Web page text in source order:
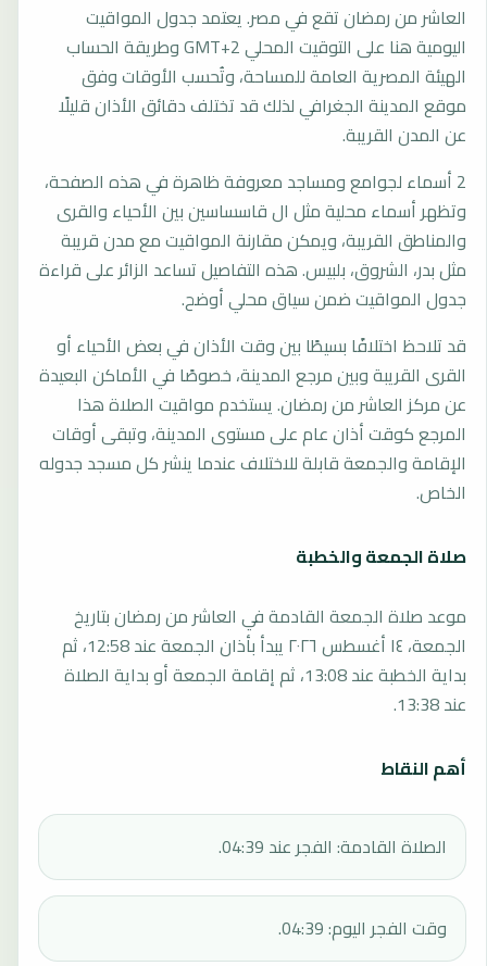
العاشر من رمضان تقع في مصر. يعتمد جدول المواقيت
اليومية هنا على التوقيت المحلي GMT+2 وطريقة الحساب
الهيئة المصرية العامة للمساحة، وتُحسب الأوقات وفق
موقع المدينة الجغرافي لذلك قد تختلف دقائق الأذان قليلًا
عن المدن القريبة.
2 أسماء لجوامع ومساجد معروفة ظاهرة في هذه الصفحة،
وتظهر أسماء محلية مثل ال قاسساسين بين الأحياء والقرى
والمناطق القريبة، ويمكن مقارنة المواقيت مع مدن قريبة
مثل بدر، الشروق، بلبيس. هذه التفاصيل تساعد الزائر على قراءة
جدول المواقيت ضمن سياق محلي أوضح.
قد تلاحظ اختلافًا بسيطًا بين وقت الأذان في بعض الأحياء أو
القرى القريبة وبين مرجع المدينة، خصوصًا في الأماكن البعيدة
عن مركز العاشر من رمضان. يستخدم مواقيت الصلاة هذا
المرجع كوقت أذان عام على مستوى المدينة، وتبقى أوقات
الإقامة والجمعة قابلة للاختلاف عندما ينشر كل مسجد جدوله
الخاص.
صلاة الجمعة والخطبة
موعد صلاة الجمعة القادمة في العاشر من رمضان بتاريخ
الجمعة، ١٤ أغسطس ٢٠٢٦ يبدأ بأذان الجمعة عند 12:58، ثم
بداية الخطبة عند 13:08، ثم إقامة الجمعة أو بداية الصلاة
عند 13:38.
أهم النقاط
الصلاة القادمة: الفجر عند 04:39.
وقت الفجر اليوم: 04:39.